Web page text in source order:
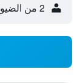
2 من الضيوف، غرفة واحدة